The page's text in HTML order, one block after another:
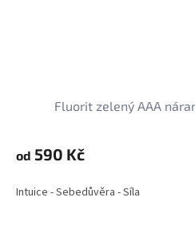
Fluorit zelený AAA
od 590 Kč
Intuice - Sebedůvěra - Síla